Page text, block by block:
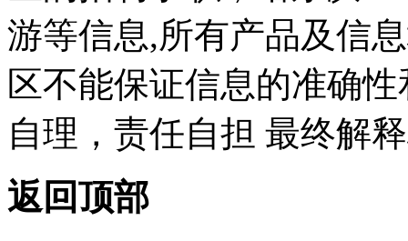
游等信息,所有产品及信
区不能保证信息的准确
自理，责任自担 最终解
返回顶部